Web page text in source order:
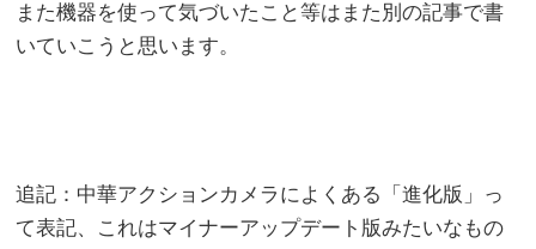
また機器を使って気づいたこと等はまた別の記事で書
いていこうと思います。
追記：中華アクションカメラによくある「進化版」っ
て表記、これはマイナーアップデート版みたいなもの